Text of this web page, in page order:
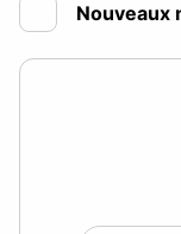
Nouveaux